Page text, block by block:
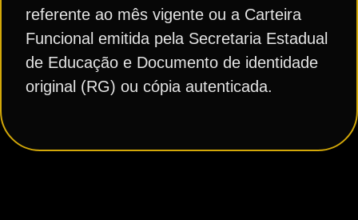
referente ao mês vigente ou a Carteira
Funcional emitida pela Secretaria Estadual
de Educação e Documento de identidade
original (RG) ou cópia autenticada.